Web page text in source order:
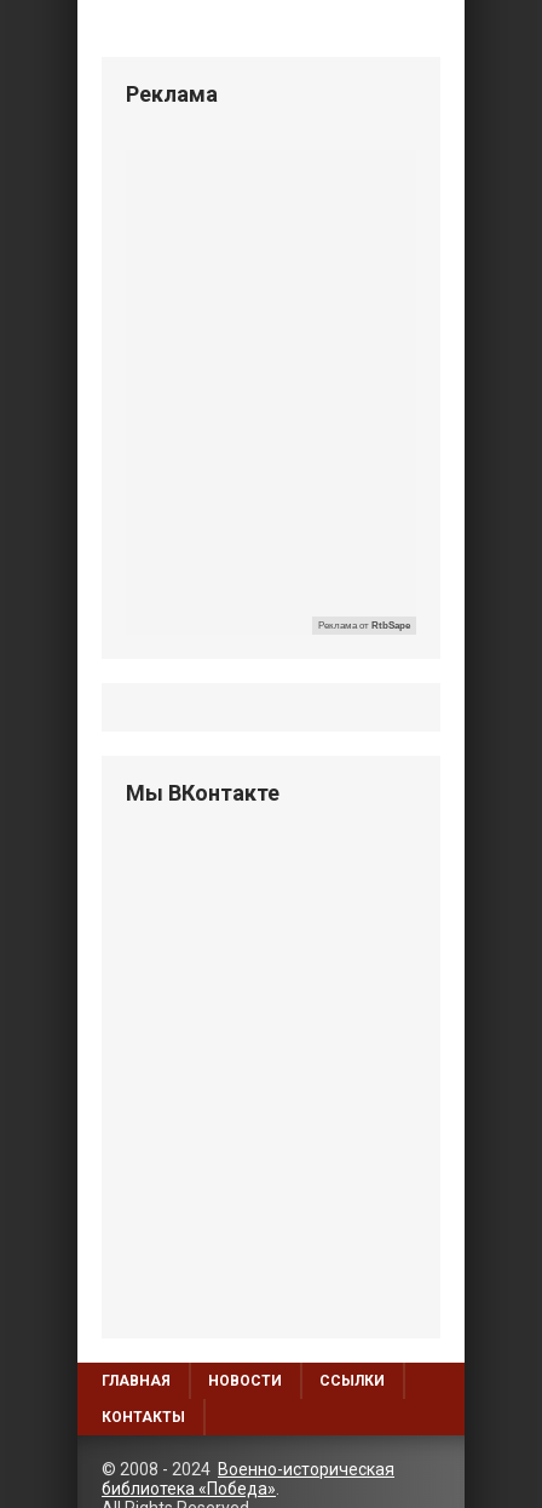
Реклама
Реклама от RtbSape
Мы ВКонтакте
ГЛАВНАЯ НОВОСТИ ССЫЛКИ
КОНТАКТЫ
© 2008 - 2024 Военно-историческая
библиотека «Победа»